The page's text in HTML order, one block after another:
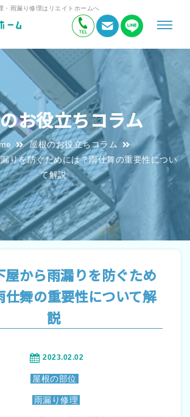
・雨漏り修理はリエイトホームへ
お役立ちコラム
屋根のお役立ちコラム
りを防ぐためには？雨仕舞の重要性につい
て解説
屋から雨漏りを防ぐため
仕舞の重要性について解
説
2023.02.02
屋根の部位
雨漏り修理